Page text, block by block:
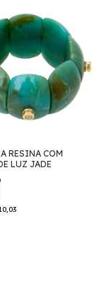
RESINA COM
LUZ JADE